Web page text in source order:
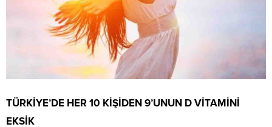
TÜRKİYE’DE HER 10 KİŞİDEN 9’UNUN D VİTAMİNİ
EKSİK